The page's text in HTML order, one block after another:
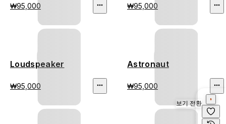
₩95,000 ₩95,000
Loudspeaker
₩95,000
Astronaut
₩95,000
보기 전환